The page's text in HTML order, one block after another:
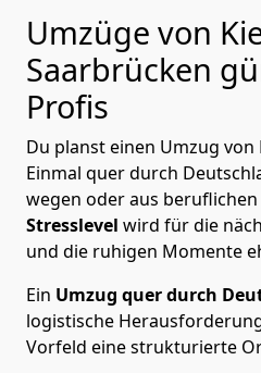
Umzüge von
Saarbrücken
Profis
Du planst einen Umzug von
Einmal quer durch
wegen oder aus
Stresslevel wird für die
und die ruhigen Momente
Ein Umzug quer durch
logistische
Vorfeld eine strukturierte